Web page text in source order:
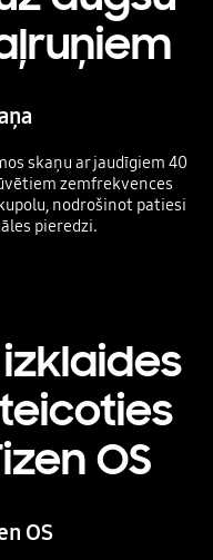
skaņu ar jaudīgiem 40
zemfrekvences
nodrošinot patiesi
pieredzi.
OS
OS